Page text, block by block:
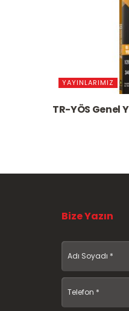
YAYINLARIMIZ
TR-YÖS Genel
Bize Yazın